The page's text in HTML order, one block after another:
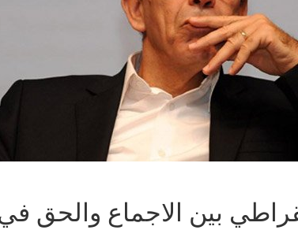
بين الاجماع والحق في